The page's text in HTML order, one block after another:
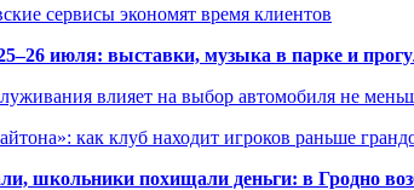
сервисы экономят время клиентов
июля: выставки, музыка в парке и
влияет на выбор автомобиля не
как клуб находит игроков раньше
школьники похищали деньги: в Гродно